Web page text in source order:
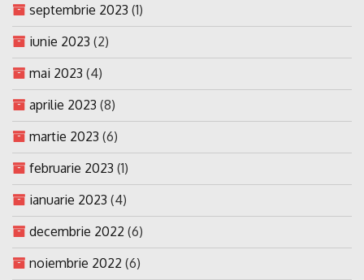
septembrie 2023 (1)
iunie 2023 (2)
mai 2023 (4)
aprilie 2023 (8)
martie 2023 (6)
februarie 2023 (1)
ianuarie 2023 (4)
decembrie 2022 (6)
noiembrie 2022 (6)